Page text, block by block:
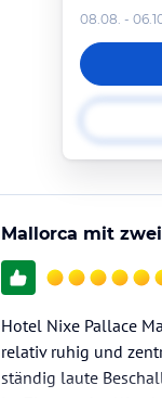
08.08. -
Mallorca mit
Hotel Nixe Pallace
relativ ruhig und
ständig laute